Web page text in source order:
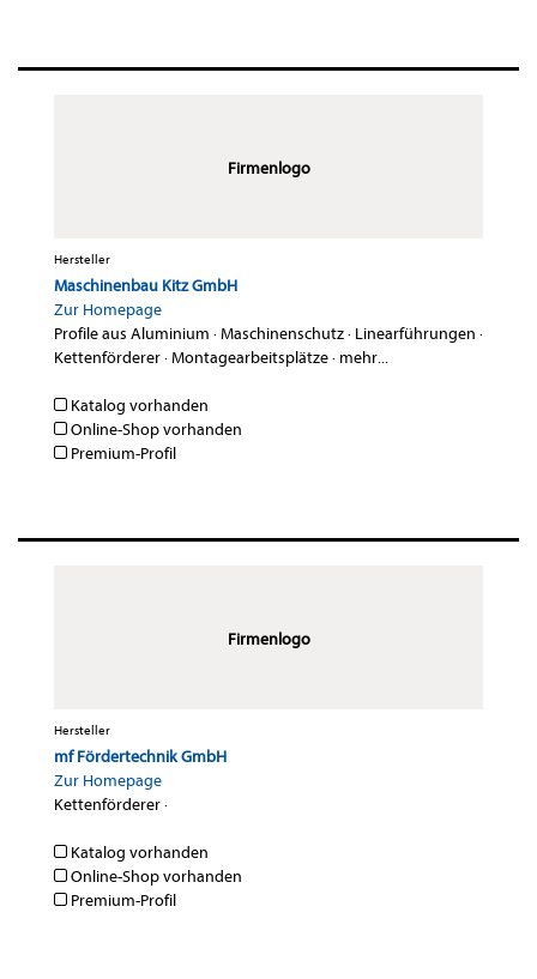
Firmenlogo
Hersteller
Maschinenbau Kitz GmbH
Zur Homepage
Profile aus Aluminium ·Maschinenschutz· Linearführungen ·
Kettenförderer·Montagearbeitsplätze· mehr...
Katalog vorhanden
Online-Shop vorhanden
Premium-Profil
Firmenlogo
Hersteller
mf Fördertechnik GmbH
Zur Homepage
Kettenförderer·
Katalog vorhanden
Online-Shop vorhanden
Premium-Profil